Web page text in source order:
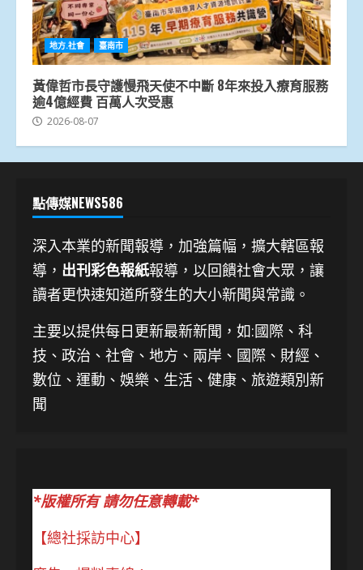
地方.社會 臺南市
黃偉哲市長守護慢飛天使不中斷 8年來投入療育服務
逾4億經費 百萬人次受惠
2026-08-07
點傳媒NEWS586
深入本業的新聞報導，加強篇幅，擴大轄區報
導， 出刊彩色報紙報導，以回饋社會大眾，讓
讀者更快速知道所發生的大小新聞與常識。
主要以提供每日更新最新新聞 ，如:國際、科
技、 政治、社會、地方、兩岸、國際、財經、
數位、運動、娛樂、生活、健康、旅遊類別新
聞
*版權所有 請勿任意轉載*
【總社採訪中心】